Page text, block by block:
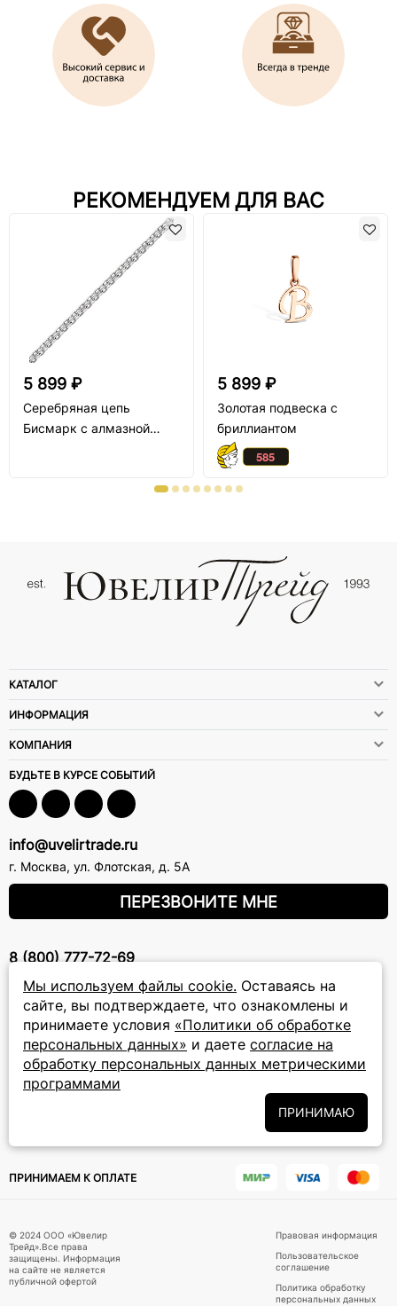
РЕКОМЕНДУЕМ ДЛЯ ВАС
5 899 ₽
Серебряная цепь
Бисмарк с алмазной
5 899 ₽
Золотая подвеска с
бриллиантом
Мы используем файлы cookie. Оставаясь на
сайте, вы подтверждаете, что ознакомлены и
принимаете условия «Политики об обработке
персональных данных» и даете согласие на
обработку персональных данных метрическими
программами
ПРИНИМАЮ
КАТАЛОГ
ИНФОРМАЦИЯ
КОМПАНИЯ
БУДЬТЕ В КУРСЕ СОБЫТИЙ
info@uvelirtrade.ru
г. Москва, ул. Флотская, д. 5А
ПЕРЕЗВОНИТЕ МНЕ
8 (800) 777-72-69
прием звонков: круглосуточно
ПОДПИСКА НА РАССЫЛКУ
Подписываясь на рассылку, вы соглашаетесь с условиями Политики
и даёте своё согласие на их
ПРИНИМАЕМ К ОПЛАТЕ
© 2024 ООО «Ювелир
Трейд».Все права
защищены. Информация
на сайте не является
публичной офертой
Правовая информация
Пользовательское
соглашение
Политика обработку
персональных данных